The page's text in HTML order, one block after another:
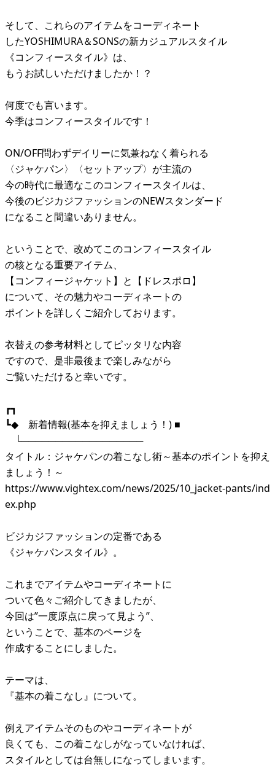
そして、これらのアイテムをコーディネート
したYOSHIMURA＆SONSの新カジュアルスタイル
《コンフィースタイル》は、
もうお試しいただけましたか！？
何度でも言います。
今季はコンフィースタイルです！
ON/OFF問わずデイリーに気兼ねなく着られる
〈ジャケパン〉〈セットアップ〉が主流の
今の時代に最適なこのコンフィースタイルは、
今後のビジカジファッションのNEWスタンダード
になること間違いありません。
ということで、改めてこのコンフィースタイル
の核となる重要アイテム、
【コンフィージャケット】と【ドレスポロ】
について、その魅力やコーディネートの
ポイントを詳しくご紹介しております。
衣替えの参考材料としてピッタリな内容
ですので、是非最後まで楽しみながら
ご覧いただけると幸いです。
┏┓
┗◆ 新着情報(基本を抑えましょう！) ■
└──────────────────
タイトル：ジャケパンの着こなし術～基本のポイントを抑え
ましょう！～
https://www.vightex.com/news/2025/10_jacket-pants/ind
ex.php
ビジカジファッションの定番である
《ジャケパンスタイル》。
これまでアイテムやコーディネートに
ついて色々ご紹介してきましたが、
今回は”一度原点に戻って見よう”、
ということで、基本のページを
作成することにしました。
テーマは、
『基本の着こなし』について。
例えアイテムそのものやコーディネートが
良くても、この着こなしがなっていなければ、
スタイルとしては台無しになってしまいます。